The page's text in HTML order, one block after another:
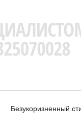
Безукоризненный стиль